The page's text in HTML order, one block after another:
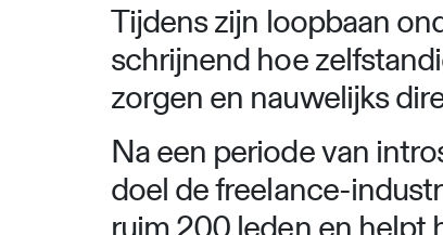
Tijdens zijn loopbaan
schrijnend hoe
zorgen en nauwelijks
Na een periode van
doel de freelance-